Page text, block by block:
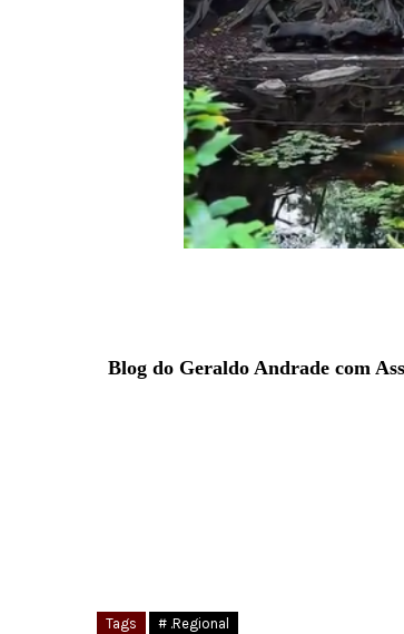
Blog do Geraldo Andrade com
Tags # .Regional